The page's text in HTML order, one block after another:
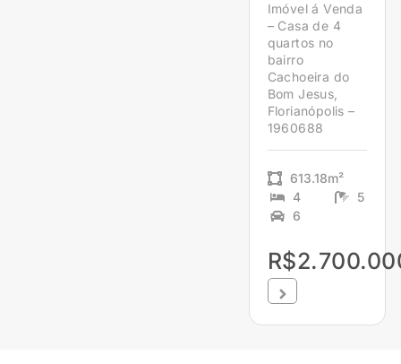
Imóvel á Venda
– Casa de 4
quartos no
bairro
Cachoeira do
Bom Jesus,
Florianópolis –
1960688
613.18m²
4
5
6